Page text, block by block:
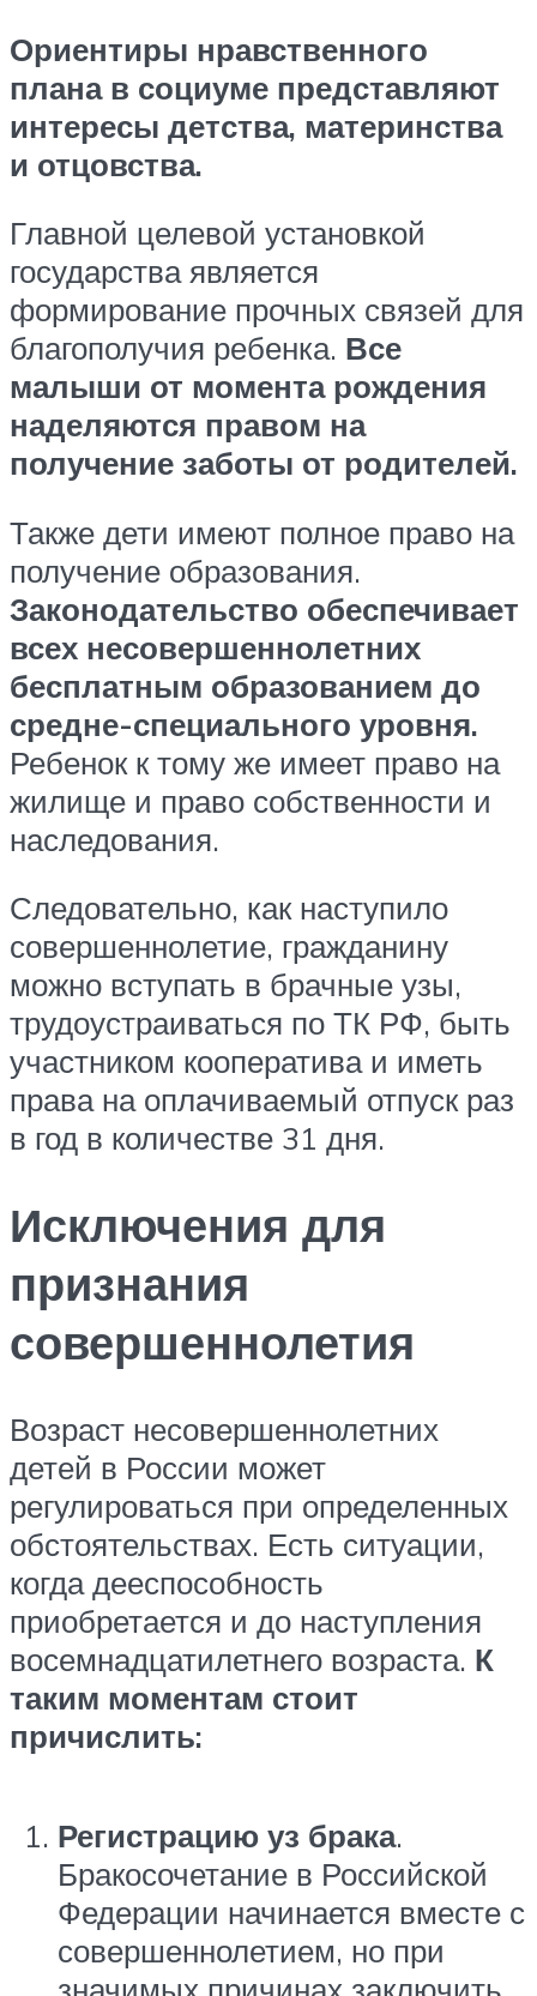
Ориентиры нравственного
плана в социуме представляют
интересы детства, материнства
и отцовства.
Главной целевой установкой
государства является
формирование прочных связей для
благополучия ребенка. Все
малыши от момента рождения
наделяются правом на
получение заботы от родителей.
Также дети имеют полное право на
получение образования.
Законодательство обеспечивает
всех несовершеннолетних
бесплатным образованием до
средне-специального уровня.
Ребенок к тому же имеет право на
жилище и право собственности и
наследования.
Следовательно, как наступило
совершеннолетие, гражданину
можно вступать в брачные узы,
трудоустраиваться по ТК РФ, быть
участником кооператива и иметь
права на оплачиваемый отпуск раз
в год в количестве 31 дня.
Исключения для
признания
совершеннолетия
Возраст несовершеннолетних
детей в России может
регулироваться при определенных
обстоятельствах. Есть ситуации,
когда дееспособность
приобретается и до наступления
восемнадцатилетнего возраста. К
таким моментам стоит
причислить:
Регистрацию уз брака.
Бракосочетание в Российской
Федерации начинается вместе с
совершеннолетием, но при